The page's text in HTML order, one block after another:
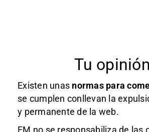
Tu opinión
Existen unas normas para
se cumplen conllevan la
y permanente de la web.
EM no se responsabiliza de las